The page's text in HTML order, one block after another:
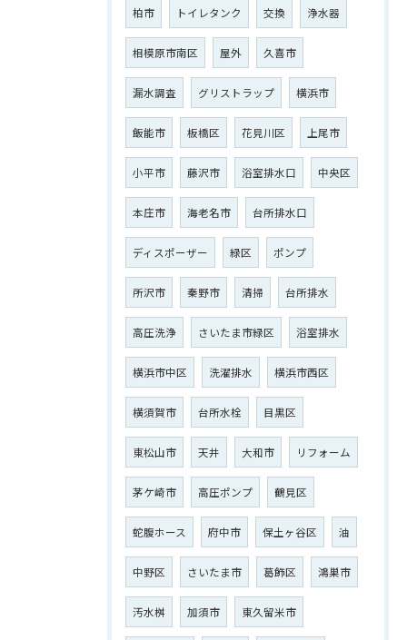
柏市 トイレタンク 交換 浄水器
相模原市南区 屋外 久喜市
漏水調査 グリストラップ 横浜市
飯能市 板橋区 花見川区 上尾市
小平市 藤沢市 浴室排水口 中央区
本庄市 海老名市 台所排水口
ディスポーザー 緑区 ポンプ
所沢市 秦野市 清掃 台所排水
高圧洗浄 さいたま市緑区 浴室排水
横浜市中区 洗濯排水 横浜市西区
横須賀市 台所水栓 目黒区
東松山市 天井 大和市 リフォーム
茅ケ崎市 高圧ポンプ 鶴見区
蛇腹ホース 府中市 保土ヶ谷区 油
中野区 さいたま市 葛飾区 鴻巣市
汚水桝 加須市 東久留米市
ご相談はこちら